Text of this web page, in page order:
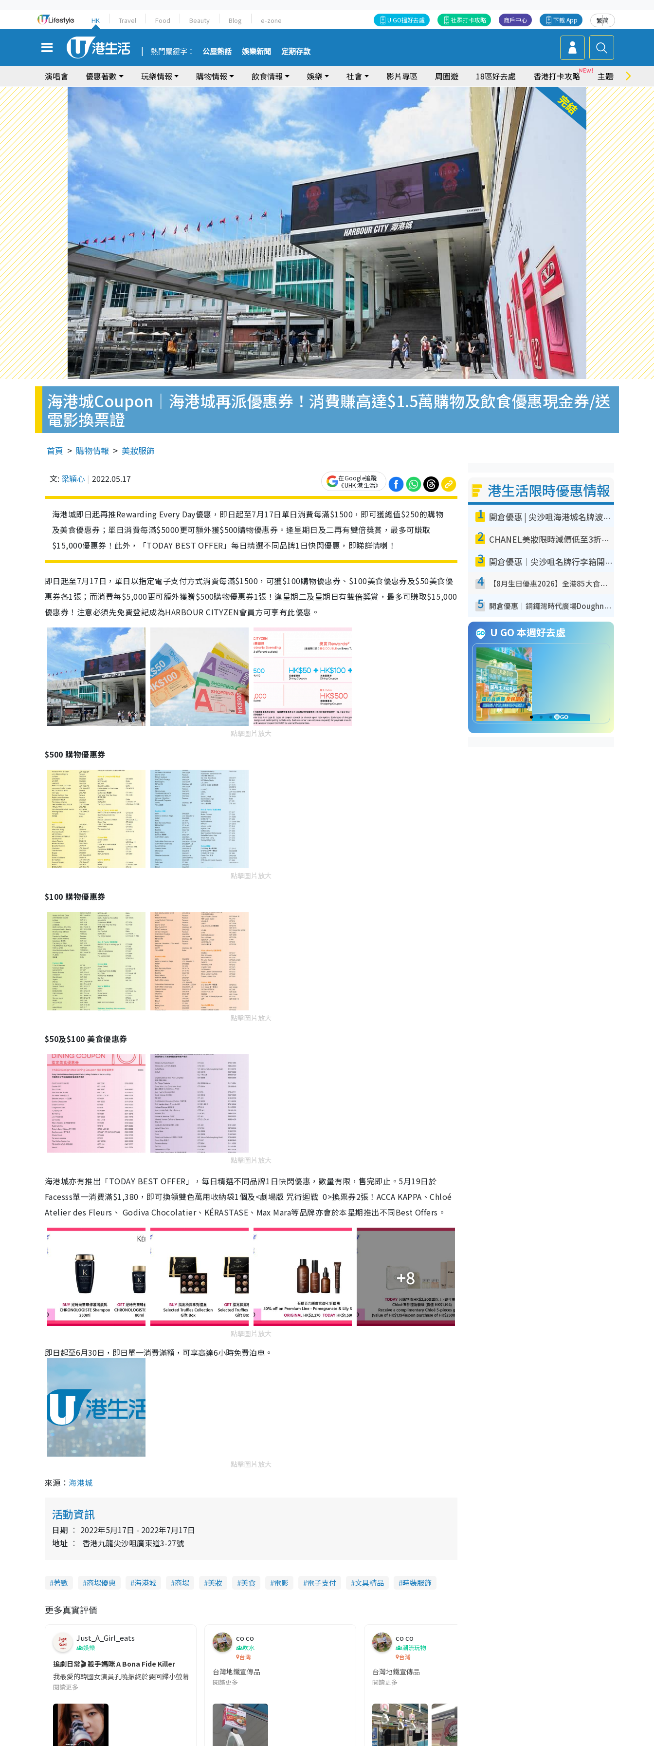
HK Travel Food Beauty Blog e-zone 繁简
下載 App
商戶中心
社群打卡攻略
U GO搵好去處
熱門關鍵字： 公屋熱話 娛樂新聞 定期存款
演唱會 優惠著數 玩樂情報 購物情報 飲食情報 娛樂 社會 影片專區 周圍遊 18區好去處 香港打卡攻略 主題特集
海港城Coupon｜海港城再派優惠券！消費賺高達$1.5萬購物及飲食優惠現金券/送
電影換票證
首頁 購物情報 美妝服飾
文: 梁穎心 2022.05.17
在Google追蹤
《UHK 港生活》
海港城即日起再推Rewarding Every Day優惠，即日起至7月17日單日消費每滿$1500，即可獲總值$250的購物
及美食優惠券；單日消費每滿$5000更可額外獲$500購物優惠券。逢星期日及二再有雙倍獎賞，最多可賺取
$15,000優惠券！此外，「TODAY BEST OFFER」每日精選不同品牌1日快閃優惠，即睇詳情喇！
即日起至7月17日，單日以指定電子支付方式消費每滿$1500，可獲$100購物優惠券、$100美食優惠券及$50美食優
惠券各1張；而消費每$5,000更可額外獲贈$500購物優惠券1張！逢星期二及星期日有雙倍獎賞，最多可賺取$15,000
優惠券！注意必須先免費登記成為HARBOUR CITYZEN會員方可享有此優惠。
點擊圖片放大
$500 購物優惠券
點擊圖片放大
$100 購物優惠券
點擊圖片放大
$50及$100 美食優惠券
點擊圖片放大
海港城亦有推出「TODAY BEST OFFER」，每日精選不同品牌1日快閃優惠，數量有限，售完即止。5月19日於
Facesss單一消費滿$1,380，即可換領雙色萬用收納袋1個及<劇場版 咒術迴戰 0>換票券2張！ACCA KAPPA、Chloé
Atelier des Fleurs、 Godiva Chocolatier、KÉRASTASE、Max Mara等品牌亦會於本星期推出不同Best Offers。
+8
點擊圖片放大
即日起至6月30日，即日單一消費滿額，可享高達6小時免費泊車。
點擊圖片放大
來源： 海港城
活動資訊
日期
2022年5月17日 - 2022年7月17日
地址
香港九龍尖沙咀廣東道3-27號
著數 商場優惠 海港城 商場 美妝 美食 電影 電子支付 文具精品 時裝服飾
更多真實評價
Just_A_Girl_eats
娛樂
追劇日常🎬 殺手媽咪 A Bona Fide Killer
我最愛的韓國女演員孔曉振終於要回歸小螢幕啦!這次的劇本改編自同名網絡漫畫,故事主軸圍繞女主角柳寶娜 —— 表面上是一間公司的職員,但其實暗地裡是負責處決逃過法網罪犯的阻擊手｡ 劇情從
閱讀更多
co co
吹水
台灣
台灣地鐵宣傳品
閱讀更多
co co
潮流玩物
台灣
台灣地鐵宣傳品
閱讀更多
港生活限時優惠情報
1 開倉優惠 | 尖沙咀海港城名牌波鞋開倉低至1折！On鞋$899起／Joy&Peace鞋履$98起
2 CHANEL美妝限時減價低至3折！人氣粉底/唇膏/精華液低至$275！COCO香水都有平
3 開倉優惠｜尖沙咀名牌行李箱開倉低至4折！一連5日 American Tourister/ace./Hallmark $200起！
4 【8月生日優惠2026】全港85大食買玩著數攻略 自助餐/火鍋放題同行免費＋誠品/DONKI送現金券
5 開倉優惠｜銅鑼灣時代廣場Doughnut/Campo Marzio開倉低至1折！背囊、書包、手袋劈價$200起
U GO 本週好去處